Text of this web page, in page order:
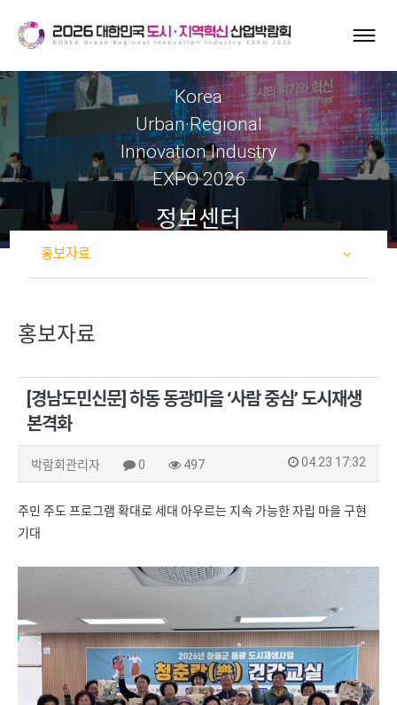
Korea
Urban·Regional
Innovation Industry
EXPO 2026
정보센터
홍보자료
홍보자료
[경남도민신문] 하동 동광마을 ‘사람 중심’ 도시재생
본격화
박람회관리자 0 497 04.23 17:32
주민 주도 프로그램 확대로 세대 아우르는 지속 가능한 자립 마을 구현
기대